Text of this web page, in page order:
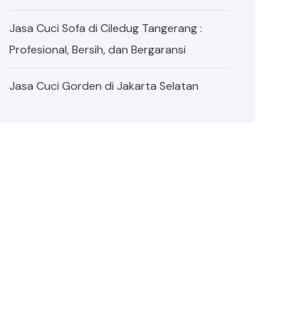
Jasa Cuci Sofa di Ciledug Tangerang :
Profesional, Bersih, dan Bergaransi
Jasa Cuci Gorden di Jakarta Selatan